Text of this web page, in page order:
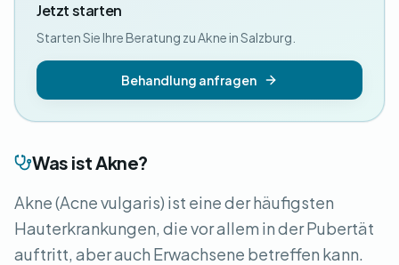
Was ist Akne?
Akne (Acne vulgaris) ist eine der häufigsten
Hauterkrankungen, die vor allem in der Pubertät
auftritt, aber auch Erwachsene betreffen kann.
Jetzt starten
Starten Sie Ihre Beratung zu Akne in Salzburg.
Behandlung anfragen